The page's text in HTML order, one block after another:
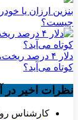
بنزین ارزان یا
چیست؟
کوتاه می‌آید؟
نظرات اخیر در
کارشناس